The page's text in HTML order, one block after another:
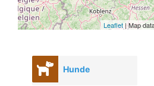
Leaflet| Map
Hunde